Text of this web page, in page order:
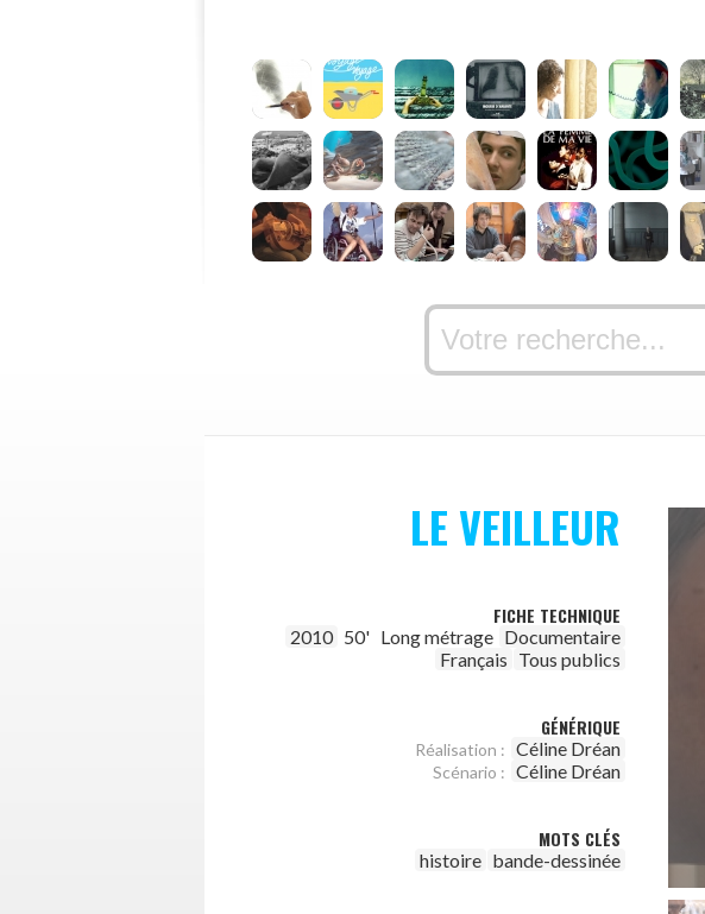
LE VEILLEUR
FICHE TECHNIQUE
2010 50' Long métrage Documentaire
Français Tous publics
GÉNÉRIQUE
Réalisation : Céline Dréan
Scénario : Céline Dréan
MOTS CLÉS
histoire bande-dessinée